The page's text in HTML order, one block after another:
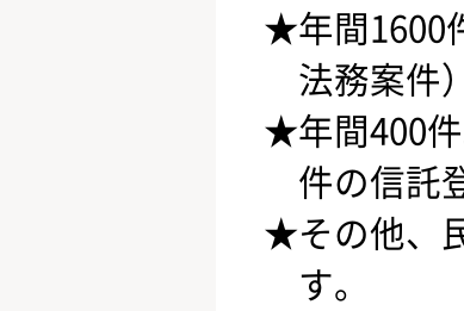
年間1600
法務案件）
年間400
件の信託
その他、
す。